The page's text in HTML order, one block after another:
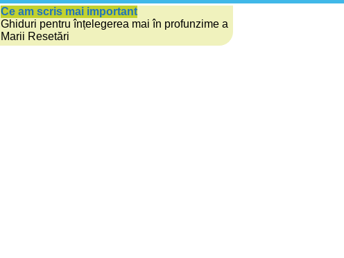
Ce am scris mai important
Ghiduri pentru înțelegerea mai în profunzime a
Marii Resetări